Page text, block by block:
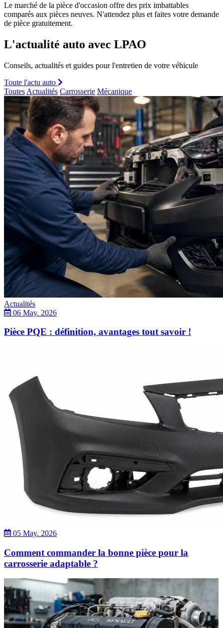
Le marché de la pièce d'occasion offre des prix imbattables
comparés aux pièces neuves. N'attendez plus et faites votre demande
de pièce gratuitement.
L'actualité auto avec LPAO
Conseils, actualités et guides pour l'entretien de votre véhicule
Toute l'actu auto
Toutes Actualités Carrosserie Mécanique
Actualités
06 May. 2026
Pièce PQE : définition, avantages tout savoir !
05 May. 2026
Comment commander la bonne pièce pour la
carrosserie adaptable ?